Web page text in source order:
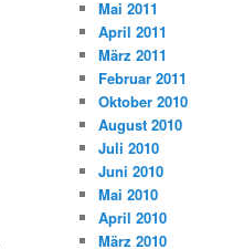
Mai 2011
April 2011
März 2011
Februar 2011
Oktober 2010
August 2010
Juli 2010
Juni 2010
Mai 2010
April 2010
März 2010